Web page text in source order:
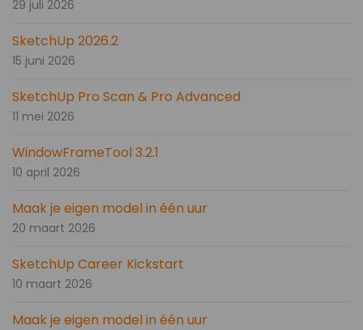
29 juli 2026
SketchUp 2026.2
15 juni 2026
SketchUp Pro Scan & Pro Advanced
11 mei 2026
WindowFrameTool 3.2.1
10 april 2026
Maak je eigen model in één uur
20 maart 2026
SketchUp Career Kickstart
10 maart 2026
Maak je eigen model in één uur